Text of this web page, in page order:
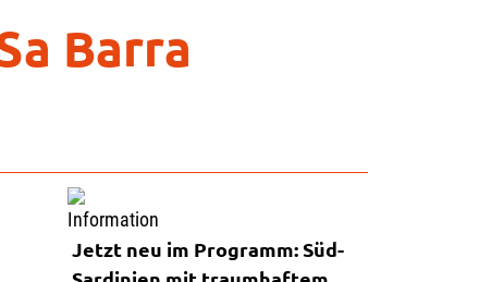
Barra
Jetzt neu im Programm: Süd-